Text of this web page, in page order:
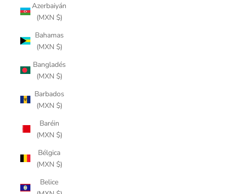
Azerbaiyán
(MXN $)
Bahamas
(MXN $)
Bangladés
(MXN $)
Barbados
(MXN $)
Baréin
(MXN $)
Bélgica
(MXN $)
Belice